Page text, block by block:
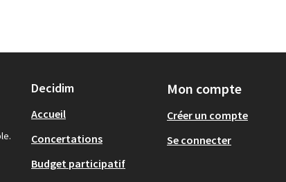
Decidim
Accueil
Concertations
Budget participatif
Mon compte
Créer un compte
Se connecter